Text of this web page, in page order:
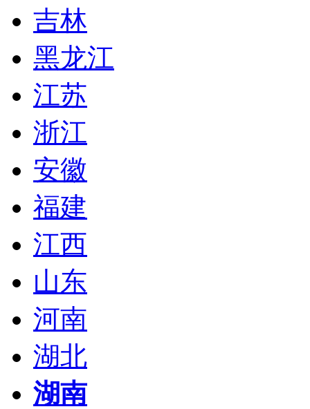
吉林
黑龙江
江苏
浙江
安徽
福建
江西
山东
河南
湖北
湖南